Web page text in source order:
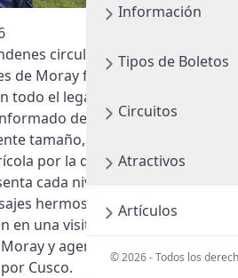
Información
Tipos de Boletos
Circuitos
Atractivos
Artículos
© 2026 - Todos los
circulares de Moray
de Moray forman un sitio
todo el legado arqueológico
de tres hoyos
tamaño, los cuales servían
por la diversidad de
cada nivel. Además, al
hermosos del Valle
en una visita indispensable.
y agenda tu visita
Cusco.